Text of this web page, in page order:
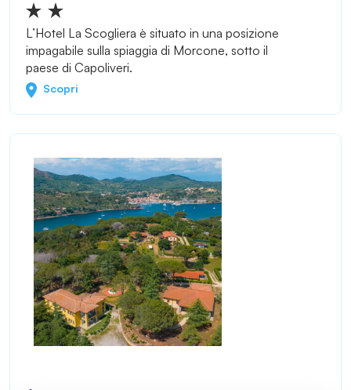
L’Hotel La Scogliera è situato in una posizione
impagabile sulla spiaggia di Morcone, sotto il
paese di Capoliveri.
Scopri